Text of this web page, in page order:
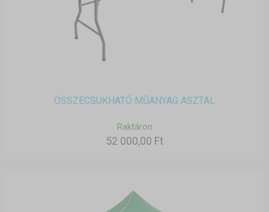
ÖSSZECSUKHATÓ MŰANYAG ASZTAL
Raktáron
52 000,00 Ft